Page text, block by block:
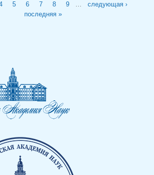
5 6 7 8 9 …
следующая ›
последняя »